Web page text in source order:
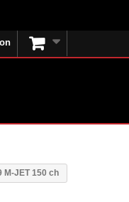
M-JET 150 ch